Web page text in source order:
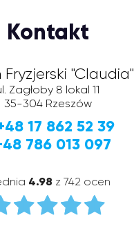
Kontakt
Fryzjerski "Claudia"
Zagłoby 8 lokal 11
35-304 Rzeszów
17 862 52 39
786 013 097
4.98 z 742 ocen